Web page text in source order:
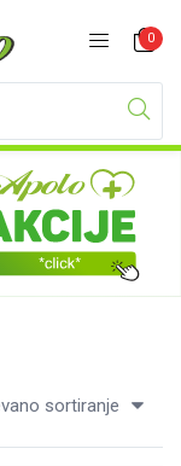
0
Registracija
Izgubljena lozinka?
sortiranje